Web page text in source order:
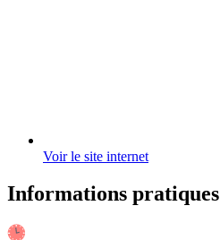
Voir le site internet
Informations pratiques